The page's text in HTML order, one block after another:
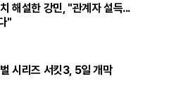
해설한 강민, "관계자 설득...
"
시리즈 서킷3, 5일 개막